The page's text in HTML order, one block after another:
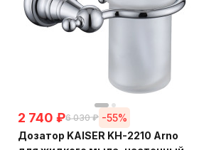
2 740 ₽6 030 ₽ -55%
Дозатор KAISER KH-2210 Arno